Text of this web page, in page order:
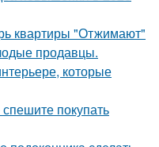
квартиры "Отжимают"
продавцы.
которые
покупать